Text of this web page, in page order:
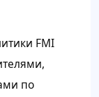
FMI
по